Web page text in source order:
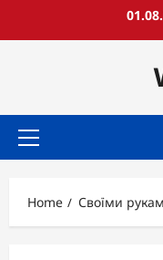
Primary
Home Своїми